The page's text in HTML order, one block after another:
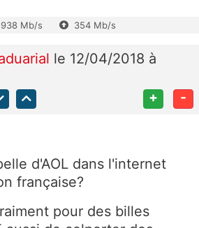
938 Mb/s 354 Mb/s
le 12/04/2018 à
+ -
d'AOL dans l'internet
française?
pour des billes